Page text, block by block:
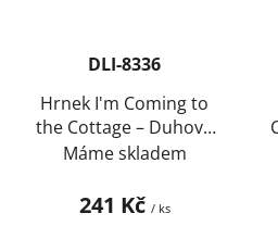
DLI-8336
Hrnek I'm Coming to
the Cottage – Duhová
edice
Máme skladem
241 Kč / ks